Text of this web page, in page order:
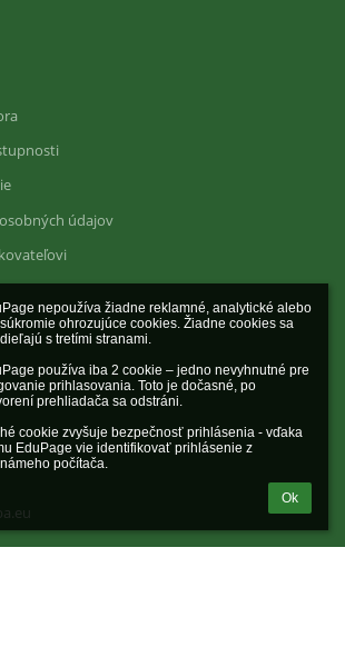
nepoužíva žiadne reklamné, analytické alebo
ohrozujúce cookies. Žiadne cookies sa
s tretími stranami.
používa iba 2 cookie – jedno nevyhnutné pre
prihlasovania. Toto je dočasné, po
prehliadača sa odstráni.
cookie zvyšuje bezpečnosť prihlásenia - vďaka
EduPage vie identifikovať prihlásenie z
počítača.
Ok
údajov